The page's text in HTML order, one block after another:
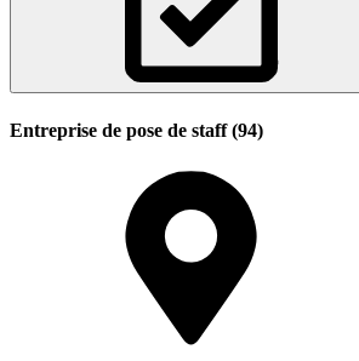
Entreprise de pose de staff (94)